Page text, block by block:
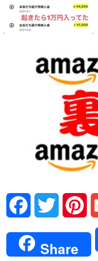
Facebook Twitter
Share